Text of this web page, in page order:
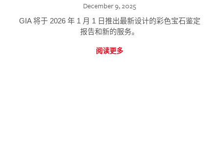
December 9, 2025
GIA 将于 2026 年 1 月 1 日推出最新设计的彩色宝石鉴定
报告和新的服务。
阅读更多